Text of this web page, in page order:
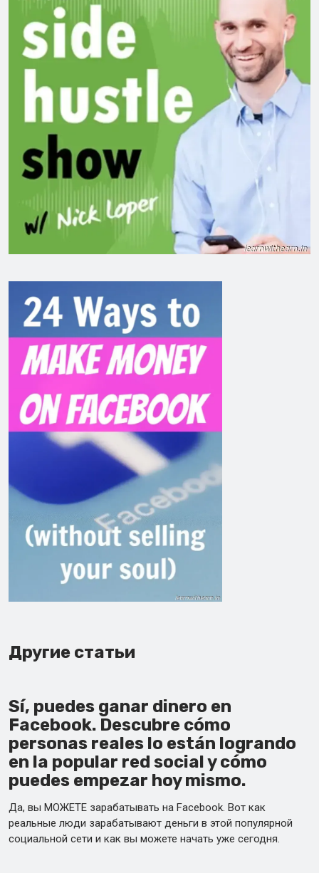
Другие статьи
Sí, puedes ganar dinero en
Facebook. Descubre cómo
personas reales lo están logrando
en la popular red social y cómo
puedes empezar hoy mismo.
Да, вы МОЖЕТЕ зарабатывать на Facebook. Вот как
реальные люди зарабатывают деньги в этой популярной
социальной сети и как вы можете начать уже сегодня.